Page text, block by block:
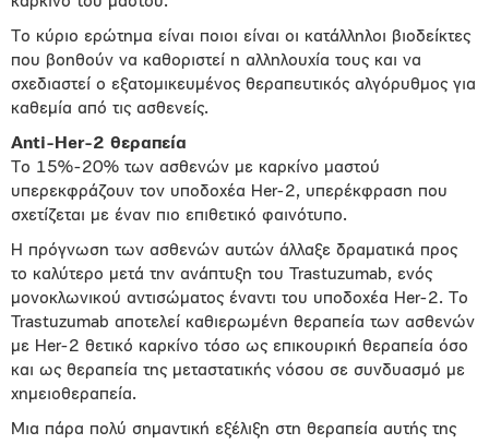
Το κύριο ερώτημα είναι ποιοι είναι οι κατάλληλοι βιοδείκτες
που βοηθούν να καθοριστεί η αλληλουχία τους και να
σχεδιαστεί ο εξατομικευμένος θεραπευτικός αλγόρυθμος για
καθεμία από τις ασθενείς.
Anti-Her-2 θεραπεία
Το 15%-20% των ασθενών με καρκίνο μαστού
υπερεκφράζουν τον υποδοχέα Her-2, υπερέκφραση που
σχετίζεται με έναν πιο επιθετικό φαινότυπο.
Η πρόγνωση των ασθενών αυτών άλλαξε δραματικά προς
το καλύτερο μετά την ανάπτυξη του Trastuzumab, ενός
μονοκλωνικού αντισώματος έναντι του υποδοχέα Her-2. Το
Trastuzumab αποτελεί καθιερωμένη θεραπεία των ασθενών
με Her-2 θετικό καρκίνο τόσο ως επικουρική θεραπεία όσο
και ως θεραπεία της μεταστατικής νόσου σε συνδυασμό με
χημειοθεραπεία.
Μια πάρα πολύ σημαντική εξέλιξη στη θεραπεία αυτής της